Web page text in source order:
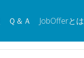
Ｑ＆Ａ JobOfferとは